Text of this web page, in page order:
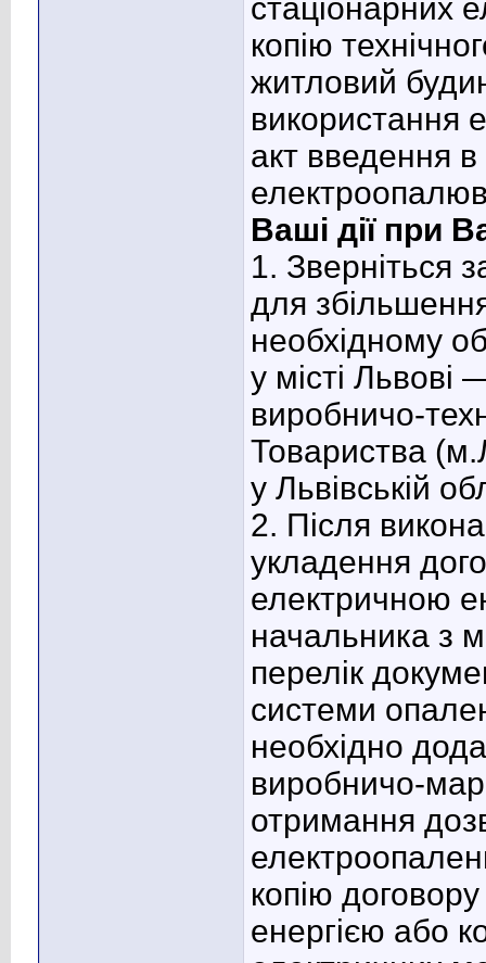
стаціонарних
копію
житловий
використання
акт введення
Ваші дії при
1. Зверніться
для
необхідному
у місті Львові
виробничо-
Товариства
у Львівській
2. Після
укладення
електричною
начальника з
перелік
системи
необхідно
виробничо-
отримання
копію
енергією або